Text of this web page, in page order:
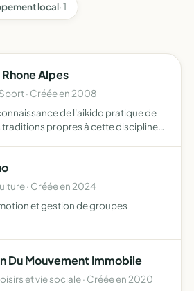
local· 1
Alpes
· Créée en 2008
de l'aikido pratique de
traditions propres à cette discipline
· Créée en 2024
et gestion de groupes
Du Mouvement Immobile
et vie sociale · Créée en 2020